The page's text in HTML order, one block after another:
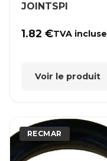
JOINTSPI
1.82€TVA incluse
Voir le produit
RECMAR